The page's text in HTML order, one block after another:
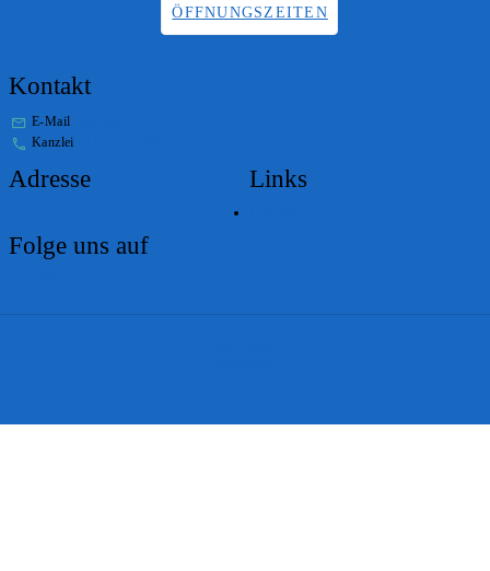
ÖFFNUNGSZEITEN
Kontakt
E-Mail
Kanzlei
Adresse Links
Folge uns auf